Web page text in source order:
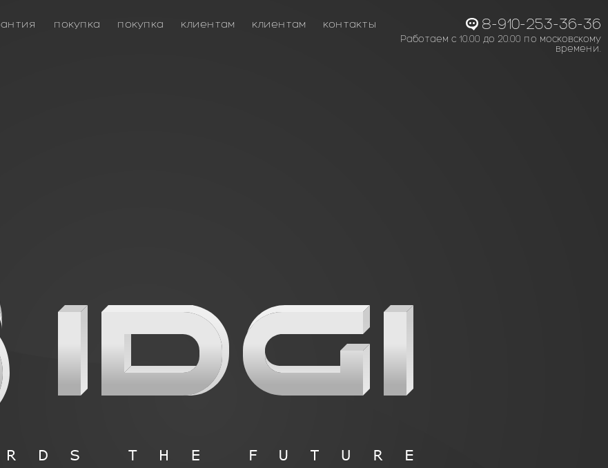
покупка покупка клиентам клиентам контакты 8-910-253-36-36
Работаем с 10.00 до 20.00 по московскому
времени.